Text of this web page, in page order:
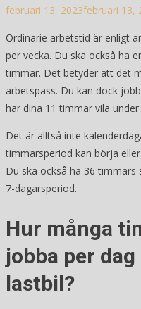
februari 13, 2023februari 13,
Ordinarie arbetstid är enligt
per vecka. Du ska också ha
timmar. Det betyder att det
arbetspass. Du kan dock
har dina 11 timmar vila
Det är alltså inte
timmarsperiod kan börja
Du ska också ha 36
7-dagarsperiod.
Hur många
jobba per
lastbil?